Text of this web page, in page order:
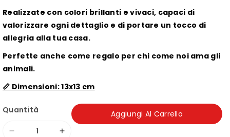
Realizzate con colori brillanti e vivaci, capaci di
valorizzare ogni dettaglio e di portare un tocco di
allegria alla tua casa.
Perfette anche come regalo per chi come noi ama gli
animali.
📏 Dimensioni: 13x13 cm
Quantità Aggiungi Al Carrello